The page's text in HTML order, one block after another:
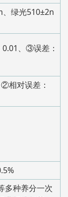
绿光510±2n
、③误差：
相对误差：
多种养分一次